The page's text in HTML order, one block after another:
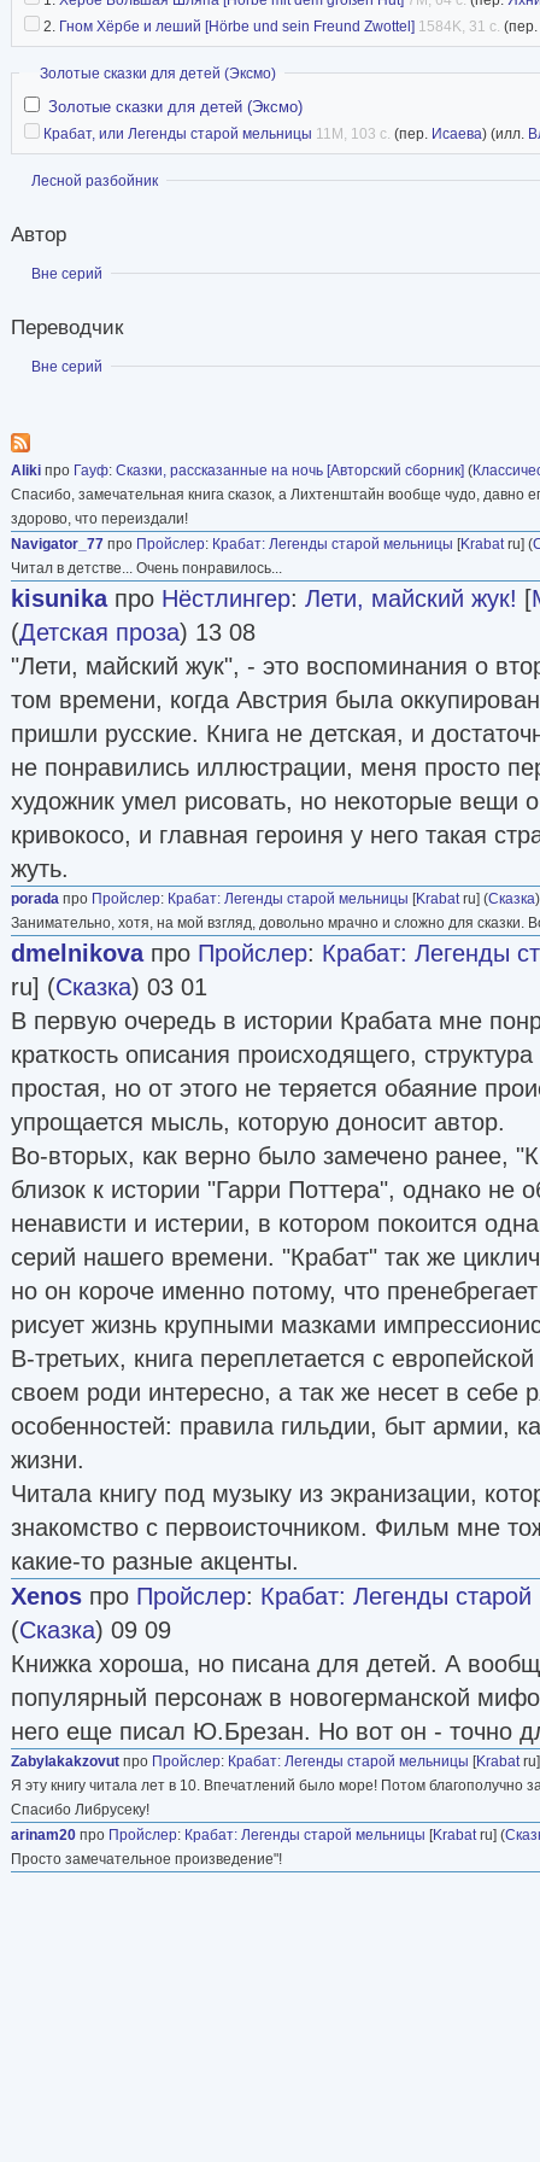
немецкого романтизма» (2010,
Фуке, А. Шамиссо, Э. Т.А. Гофман, В. Гауф,
Отфрида Пройслера, повести Кристины
памятники немецкой культуры — «Песнь о
Хильда», «Парцифаль» и многие другие
предания. Эльвире Ивановне принадлежит
классического собрания «Детских и
переводчик была удостоена Почетного
международной премии «Облака»
С 2007 года – член Международного жюри по
международной премии имени С.В.
произведение для подростков (Российский
Умерла в ночь с 13 на 14 марта 2015 года.
источник Фантлаб
2. Гном Хёрбе и леший [Hörbe und sein Freund Zwottel] 1584K, 31 с. (пер.
Скрыть
Золотые сказки для детей (Эксмо)
Золотые сказки для детей (Эксмо)
Крабат, или Легенды старой мельницы 11M, 103 с. (пер. Исаева) (илл.
Показать
Лесной разбойник
Автор
Показать
Вне серий
Переводчик
Показать
Вне серий
Aliki про Гауф: Сказки, рассказанные на ночь [Авторский сборник] (
Спасибо, замечательная книга сказок, а Лихтенштайн вообще чудо, давно
здорово, что переиздали!
Navigator_77 про Пройслер: Крабат: Легенды старой мельницы [Krabatru] (
Читал в детстве... Очень понравилось...
kisunikaпро Нёстлингер: Лети, майский жук! [
(Детская проза) 13 08
"Лети, майский жук", - это воспоминания о
том времени, когда Австрия была
пришли русские. Книга не детская, и
не понравились иллюстрации, меня просто
художник умел рисовать, но некоторые вещи
кривокосо, и главная героиня у него такая
жуть.
porada про Пройслер: Крабат: Легенды старой мельницы [Krabatru] (Сказка
Занимательно, хотя, на мой взгляд, довольно мрачно и сложно для сказки.
dmelnikovaпро Пройслер: Крабат: Легенды
ru] (Сказка) 03 01
В первую очередь в истории Крабата мне
краткость описания происходящего,
простая, но от этого не теряется обаяние
упрощается мысль, которую доносит автор.
Во-вторых, как верно было замечено ранее,
близок к истории "Гарри Поттера", однако не
ненависти и истерии, в котором покоится
серий нашего времени. "Крабат" так же
но он короче именно потому, что
рисует жизнь крупными мазками
В-третьих, книга переплетается с
своем роди интересно, а так же несет в себе
особенностей: правила гильдии, быт армии,
жизни.
Читала книгу под музыку из экранизации,
знакомство с первоисточником. Фильм мне
какие-то разные акценты.
Xenos про Пройслер: Крабат: Легенды
(Сказка) 09 09
Книжка хороша, но писана для детей. А
популярный персонаж в новогерманской
него еще писал Ю.Брезан. Но вот он - точно
Zabylakakzovut про Пройслер: Крабат: Легенды старой мельницы [Krabat
Я эту книгу читала лет в 10. Впечатлений было море! Потом благополучно
Спасибо Либрусеку!
arinam20 про Пройслер: Крабат: Легенды старой мельницы [Krabatru] (
Просто замечательное произведение"!